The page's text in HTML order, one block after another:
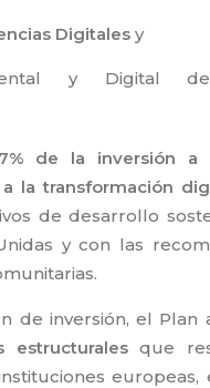
Digitales y
y Digital
de la inversión a
a la transformación
de desarrollo
y con las
de inversión, el Plan
estructuralesque
europeas,